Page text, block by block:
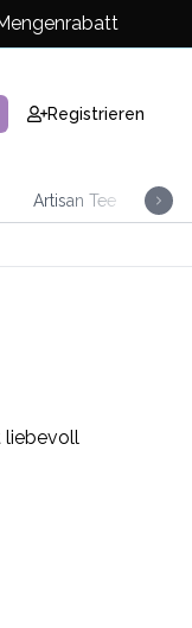
Registrieren
Artisan Tee
liebevoll